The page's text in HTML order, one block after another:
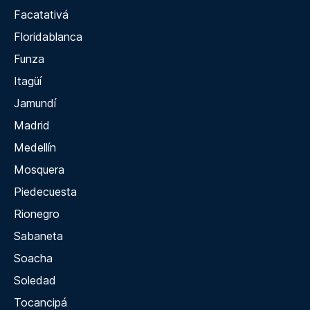
Facatativá
Floridablanca
Funza
Itagüí
Jamundí
Madrid
Medellín
Mosquera
Piedecuesta
Rionegro
Sabaneta
Soacha
Soledad
Tocancipá